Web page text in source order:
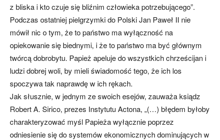
z bliska i kto czuje się bliźnim człowieka potrzebującego”.
Podczas ostatniej pielgrzymki do Polski Jan Paweł II nie
mówił nic o tym, że to państwo ma wyłączność na
opiekowanie się biednymi, i że to państwo ma być głównym
twórcą dobrobytu. Papież apeluje do wszystkich chrześcijan i
ludzi dobrej woli, by mieli świadomość tego, że ich los
spoczywa tak naprawdę w ich rękach.
Jak słusznie, w jednym ze swoich esejów, zauważa ksiądz
Robert A. Sirico, prezes Instytutu Actona, „(…) błędem byłoby
charakteryzować myśl Papieża wyłącznie poprzez
odniesienie się do systemów ekonomicznych dominujących w